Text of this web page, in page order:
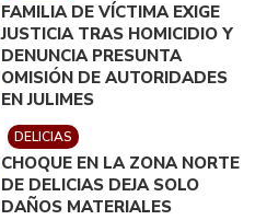
FAMILIA DE VÍCTIMA EXIGE
JUSTICIA TRAS HOMICIDIO Y
DENUNCIA PRESUNTA
OMISIÓN DE AUTORIDADES
EN JULIMES
DELICIAS
CHOQUE EN LA ZONA NORTE
DE DELICIAS DEJA SOLO
DAÑOS MATERIALES